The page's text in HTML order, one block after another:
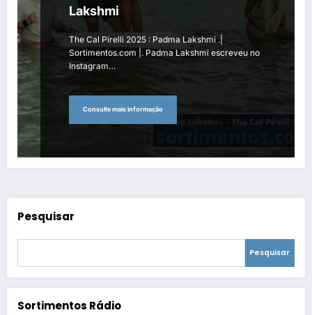
Lakshmi
The Cal Pirelli 2025 : Padma Lakshmi .|
Sortimentos.com |. Padma Lakshmi escreveu no
Instagram…
Consulte mais informação
Pesquisar
Pesquisar
Sortimentos Rádio